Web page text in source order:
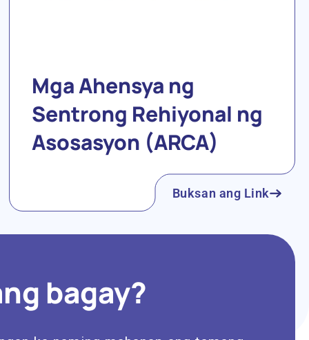
Mga Ahensya ng
Sentrong Rehiyonal ng
Asosasyon (ARCA)
Buksan ang Link
bagay?